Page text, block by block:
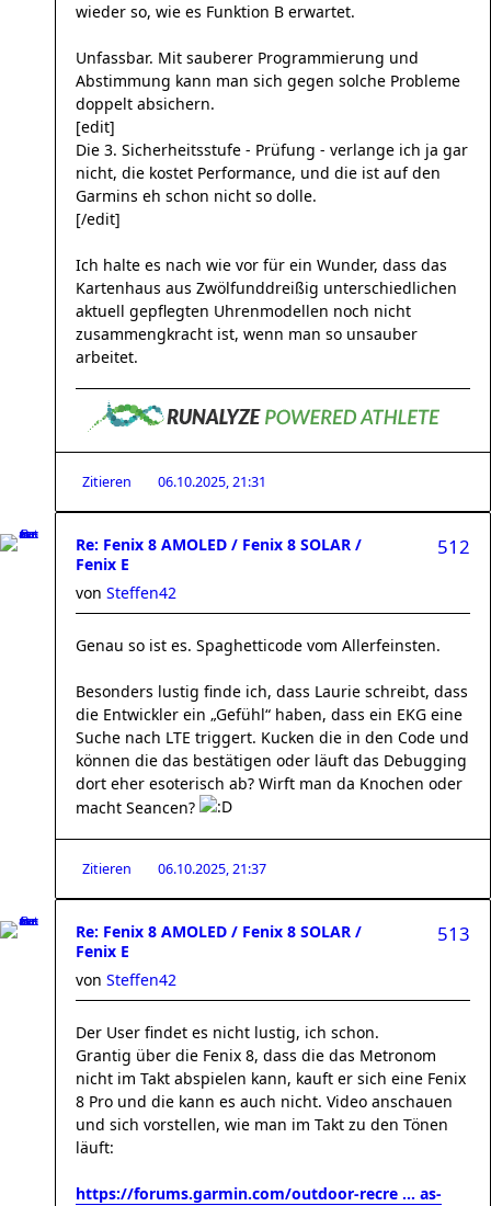
wieder so, wie es Funktion B erwartet.
Unfassbar. Mit sauberer Programmierung und
Abstimmung kann man sich gegen solche Probleme
doppelt absichern.
[edit]
Die 3. Sicherheitsstufe - Prüfung - verlange ich ja gar
nicht, die kostet Performance, und die ist auf den
Garmins eh schon nicht so dolle.
[/edit]
Ich halte es nach wie vor für ein Wunder, dass das
Kartenhaus aus Zwölfunddreißig unterschiedlichen
aktuell gepflegten Uhrenmodellen noch nicht
zusammengkracht ist, wenn man so unsauber
arbeitet.
Zitieren 06.10.2025, 21:31
Re: Fenix 8 AMOLED / Fenix 8 SOLAR /
Fenix E
512
von Steffen42
Genau so ist es. Spaghetticode vom Allerfeinsten.
Besonders lustig finde ich, dass Laurie schreibt, dass
die Entwickler ein „Gefühl“ haben, dass ein EKG eine
Suche nach LTE triggert. Kucken die in den Code und
können die das bestätigen oder läuft das Debugging
dort eher esoterisch ab? Wirft man da Knochen oder
macht Seancen?
Zitieren 06.10.2025, 21:37
Re: Fenix 8 AMOLED / Fenix 8 SOLAR /
Fenix E
513
von Steffen42
Der User findet es nicht lustig, ich schon.
Grantig über die Fenix 8, dass die das Metronom
nicht im Takt abspielen kann, kauft er sich eine Fenix
8 Pro und die kann es auch nicht. Video anschauen
und sich vorstellen, wie man im Takt zu den Tönen
läuft:
https://forums.garmin.com/outdoor-recre ... as-